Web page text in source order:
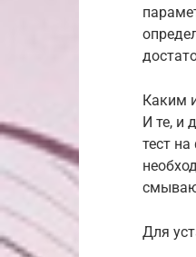
Каким
И те, и
тест
Для